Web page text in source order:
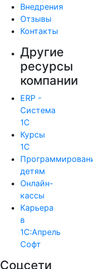
Внедрения
Отзывы
Контакты
Другие
ресурсы
компании
ERP -
Система
1С
Курсы
1С
детям
Онлайн-
кассы
Карьера
в
1С:Апрель
Софт
Соцсети